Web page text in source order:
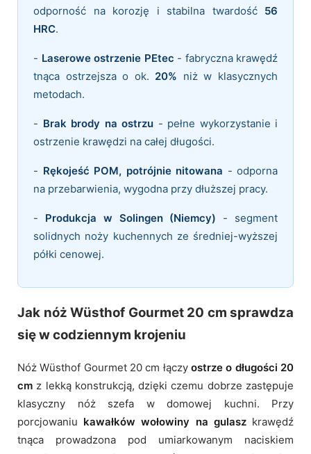
odporność na korozję i stabilna twardość 56
HRC.
- Laserowe ostrzenie PEtec - fabryczna krawędź
tnąca ostrzejsza o ok. 20% niż w klasycznych
metodach.
- Brak brody na ostrzu - pełne wykorzystanie i
ostrzenie krawędzi na całej długości.
- Rękojeść POM, potrójnie nitowana - odporna
na przebarwienia, wygodna przy dłuższej pracy.
- Produkcja w Solingen (Niemcy) - segment
solidnych noży kuchennych ze średniej-wyższej
półki cenowej.
Jak nóż Wüsthof Gourmet 20 cm sprawdza
się w codziennym krojeniu
Nóż Wüsthof Gourmet 20 cm łączy ostrze o długości 20
cm z lekką konstrukcją, dzięki czemu dobrze zastępuje
klasyczny nóż szefa w domowej kuchni. Przy
porcjowaniu kawałków wołowiny na gulaszkrawędź
tnąca prowadzona pod umiarkowanym naciskiem